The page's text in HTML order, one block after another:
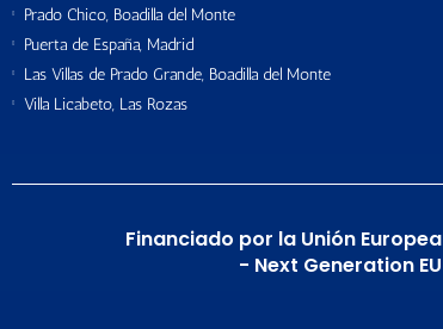
Prado Chico, Boadilla del Monte
Puerta de España, Madrid
Las Villas de Prado Grande, Boadilla del Monte
Villa Licabeto, Las Rozas
Financiado por la Unión Europea
- Next Generation EU